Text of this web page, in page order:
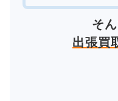
そ
出張買